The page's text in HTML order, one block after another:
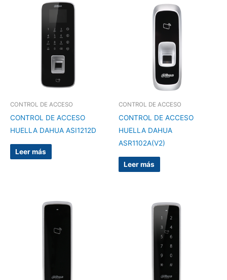
CONTROL DE ACCESO
CONTROL DE ACCESO
HUELLA DAHUA ASI1212D
Leer más
CONTROL DE ACCESO
CONTROL DE ACCESO
HUELLA DAHUA
ASR1102A(V2)
Leer más